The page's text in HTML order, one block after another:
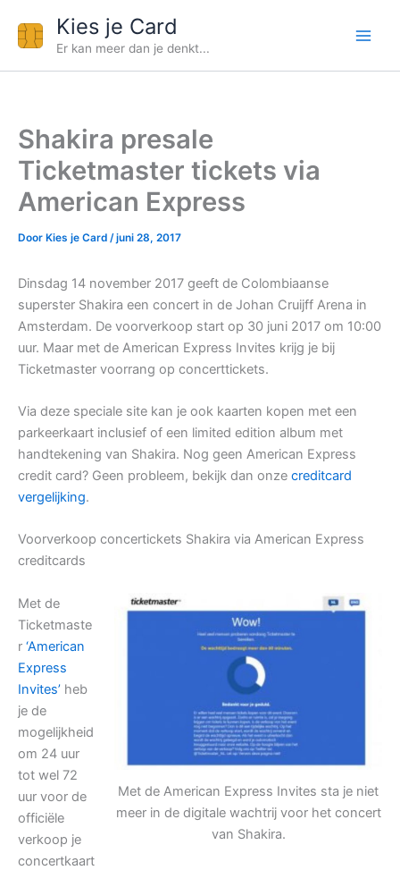
naar
inhoud
Kies je Card
Er kan meer dan je denkt...
Shakira presale
Ticketmaster tickets via
American Express
Door Kies je Card /juni 28, 2017
Dinsdag 14 november 2017 geeft de Colombiaanse
superster Shakira een concert in de Johan Cruijff Arena in
Amsterdam. De voorverkoop start op 30 juni 2017 om 10:00
uur. Maar met de American Express Invites krijg je bij
Ticketmaster voorrang op concerttickets.
Via deze speciale site kan je ook kaarten kopen met een
parkeerkaart inclusief of een limited edition album met
handtekening van Shakira. Nog geen American Express
credit card? Geen probleem, bekijk dan onze creditcard
vergelijking.
Voorverkoop concertickets Shakira via American Express
creditcards
Met de American Express Invites sta je niet
meer in de digitale wachtrij voor het concert
van Shakira.
Met de
Ticketmaste
r ‘American
Express
Invites’ heb
je de
mogelijkheid
om 24 uur
tot wel 72
uur voor de
officiële
verkoop je
concertkaart